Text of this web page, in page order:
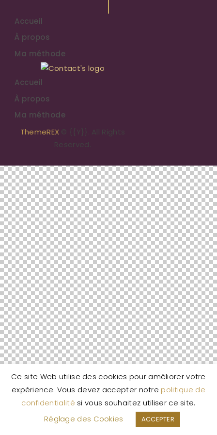
Accueil
À propos
Ma méthode
Accueil
À propos
Ma méthode
ThemeREX © {{Y}}. All Rights
Reserved.
Ce site Web utilise des cookies pour améliorer votre
expérience. Vous devez accepter notre politique de
confidentialité si vous souhaitez utiliser ce site.
Réglage des Cookies
ACCEPTER